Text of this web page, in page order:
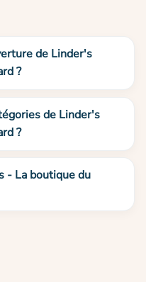
de Linder's
?
de Linder's
?
- La boutique du